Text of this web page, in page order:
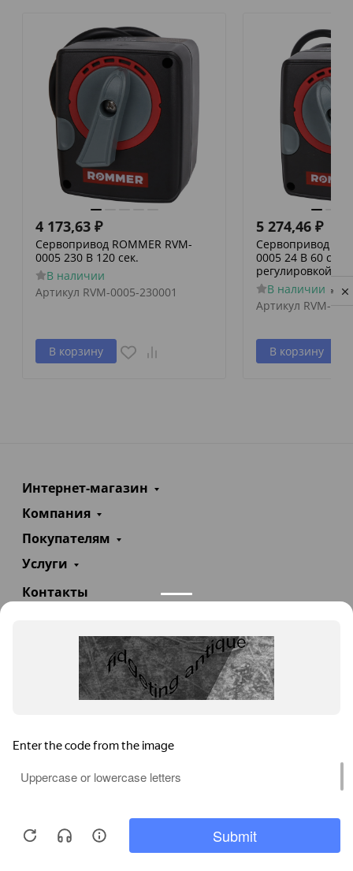
4 173,63 ₽
Сервопривод ROMMER RVM-
0005 230 В 120 сек.
В наличии
Артикул RVM-0005-230001
В корзину
5 274,46 ₽
Сервопривод
0005 24 В 60
регулировкой по
В наличии
Артикул RVM-
В корзину
Интернет-магазин
Компания
Покупателям
Услуги
Контакты
info@teploexpert.com
Пн—Сб 09:00 – 18:00
TeploExpert.com © 2008 - 2026 Оборудование для
систем отопления, водоснабжения, канализации
Privacy notice